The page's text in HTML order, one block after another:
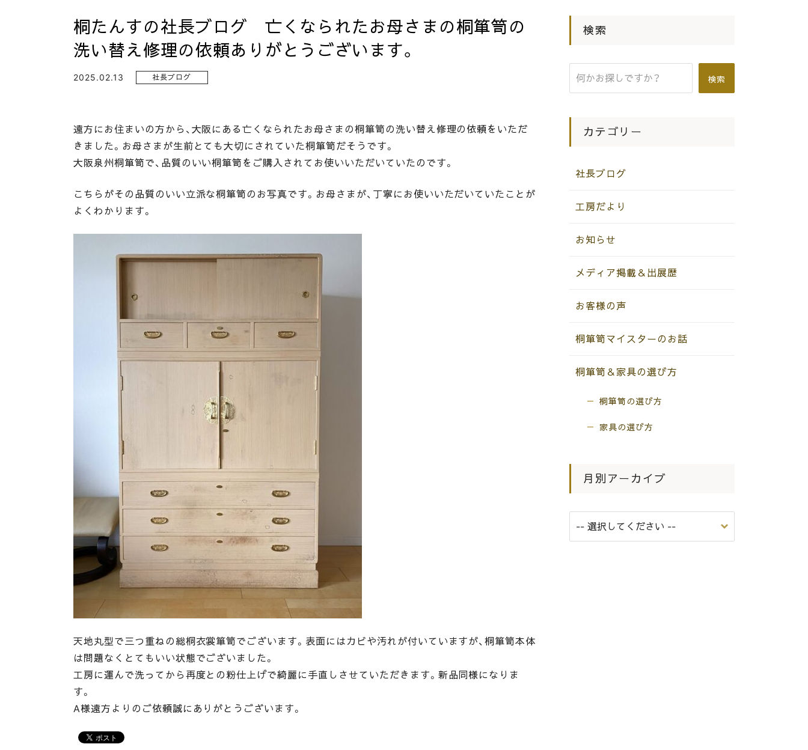
桐たんすの社長ブログ 亡くなられたお母さまの桐箪笥の
洗い替え修理の依頼ありがとうございます。
2025.02.13 社長ブログ
遠方にお住まいの方から、大阪にある亡くなられたお母さまの桐箪笥の洗い替え修理の依頼をいただ
きました。お母さまが生前とても大切にされていた桐箪笥だそうです。
大阪泉州桐箪笥で、品質のいい桐箪笥をご購入されてお使いいただいていたのです。
こちらがその品質のいい立派な桐箪笥のお写真です。お母さまが、丁寧にお使いいただいていたことが
よくわかります。
天地丸型で三つ重ねの総桐衣裳箪笥でございます。表面にはカビや汚れが付いていますが、桐箪笥本体
は問題なくとてもいい状態でございました。
工房に運んで洗ってから再度との粉仕上げで綺麗に手直しさせていただきます。新品同様になりま
す。
A様遠方よりのご依頼誠にありがとうございます。
検索
検索
カテゴリー
社長ブログ
工房だより
お知らせ
メディア掲載＆出展歴
お客様の声
桐箪笥マイスターのお話
桐箪笥＆家具の選び方
桐箪笥の選び方
家具の選び方
月別アーカイブ